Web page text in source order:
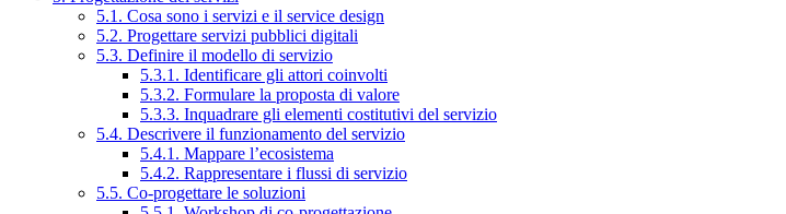
5.1. Cosa sono i servizi e il service design
5.2. Progettare servizi pubblici digitali
5.3. Definire il modello di servizio
5.3.1. Identificare gli attori coinvolti
5.3.2. Formulare la proposta di valore
5.3.3. Inquadrare gli elementi costitutivi del servizio
5.4. Descrivere il funzionamento del servizio
5.4.1. Mappare l’ecosistema
5.4.2. Rappresentare i flussi di servizio
5.5. Co-progettare le soluzioni